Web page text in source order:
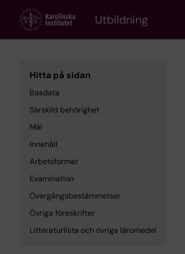
content
Utbildning
Hitta på sidan
Basdata
Särskild behörighet
Mål
Innehåll
Arbetsformer
Examination
Övergångsbestämmelser
Övriga föreskrifter
Litteraturlista och övriga läromedel